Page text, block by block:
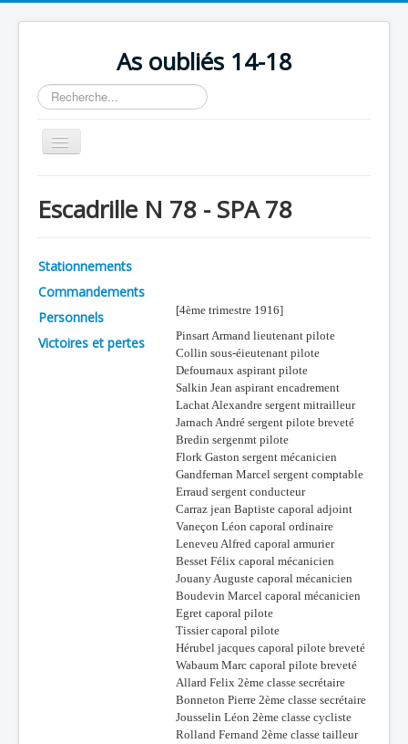
As oubliés 14-18
Rechercher
Basculer
la
Chronologie
Avions
Personnels
Escadrille N 78 - SPA 78
Stationnements
Commandements
Personnels
Victoires et pertes
[4ème trimestre 1916]
Pinsart Armand lieutenant pilote
Collin sous-éieutenant pilote
Defournaux aspirant pilote
Salkin Jean aspirant encadrement
Lachat Alexandre sergent mitrailleur
Jarnach André sergent pilote breveté
Bredin sergenmt pilote
Flork Gaston sergent mécanicien
Gandfernan Marcel sergent comptable
Erraud sergent conducteur
Carraz jean Baptiste caporal adjoint
Vaneçon Léon caporal ordinaire
Leneveu Alfred caporal armurier
Besset Félix caporal mécanicien
Jouany Auguste caporal mécanicien
Boudevin Marcel caporal mécanicien
Egret caporal pilote
Tissier caporal pilote
Hérubel jacques caporal pilote breveté
Wabaum Marc caporal pilote breveté
Allard Felix 2ème classe secrétaire
Bonneton Pierre 2ème classe secrétaire
Jousselin Léon 2ème classe cycliste
Rolland Fernand 2ème classe tailleur